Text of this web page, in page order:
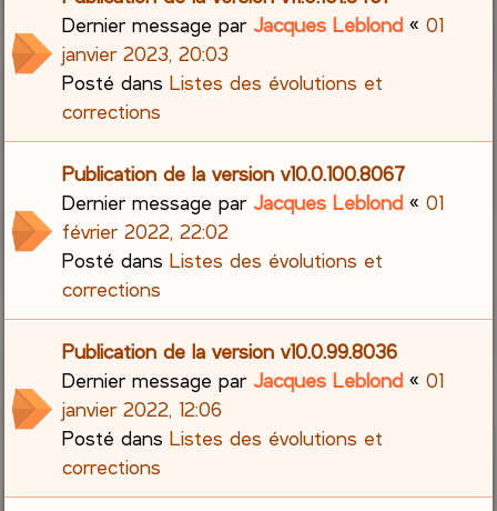
Dernier message parJacques Leblond «01
janvier 2023, 20:03
Posté dansListes des évolutions et
corrections
Publication de la version v10.0.100.8067
Dernier message parJacques Leblond «01
février 2022, 22:02
Posté dansListes des évolutions et
corrections
Publication de la version v10.0.99.8036
Dernier message parJacques Leblond «01
janvier 2022, 12:06
Posté dansListes des évolutions et
corrections